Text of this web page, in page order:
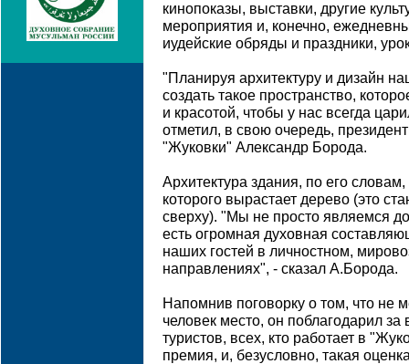
кинопоказы, выставки, другие
мероприятия и, конечно,
иудейские обряды и праздники,
"Планируя архитектуру и дизайн
создать такое пространство,
и красотой, чтобы у нас всегда
отметил, в свою очередь,
"Жуковки" Александр Борода.
Архитектура здания, по его
которого вырастает дерево (это
сверху). "Мы не просто являемся
есть огромная духовная
наших гостей в личностном,
направлениях", - сказал А.Борода.
Напомнив поговорку о том, что не
человек место, он поблагодарил
туристов, всех, кто работает в
премия, и, безусловно, такая